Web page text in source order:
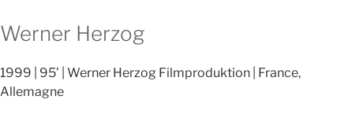
Werner Herzog
1999 95’ Werner Herzog Filmproduktion France,
Allemagne